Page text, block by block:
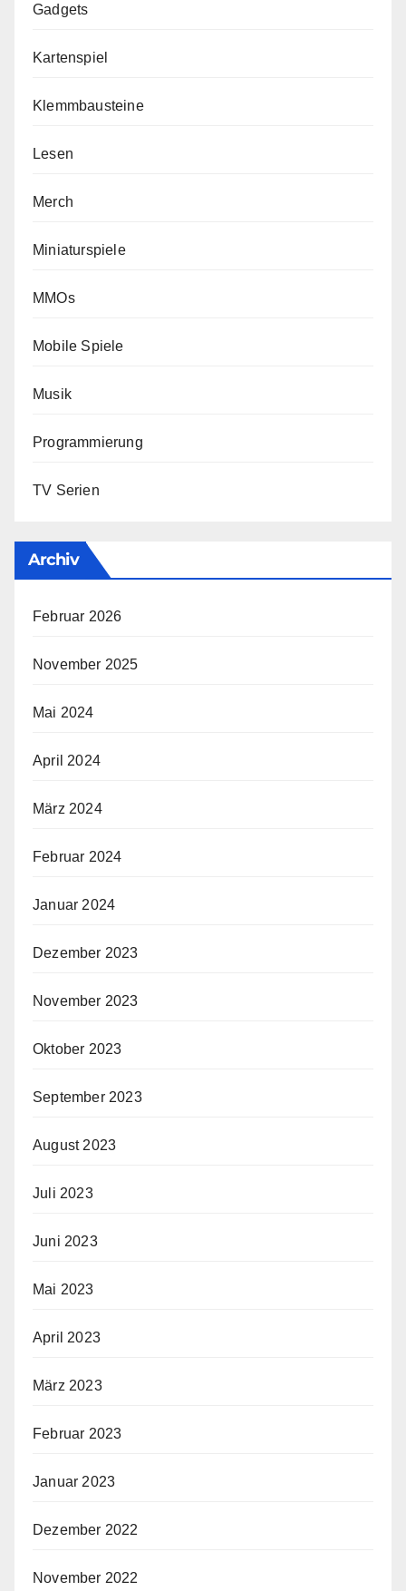
Gadgets
Kartenspiel
Klemmbausteine
Lesen
Merch
Miniaturspiele
MMOs
Mobile Spiele
Musik
Programmierung
TV Serien
Archiv
Februar 2026
November 2025
Mai 2024
April 2024
März 2024
Februar 2024
Januar 2024
Dezember 2023
November 2023
Oktober 2023
September 2023
August 2023
Juli 2023
Juni 2023
Mai 2023
April 2023
März 2023
Februar 2023
Januar 2023
Dezember 2022
November 2022